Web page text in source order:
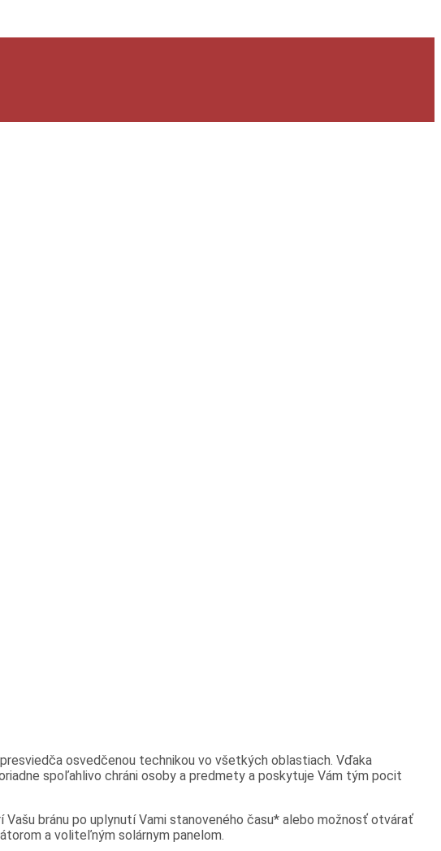
osvedčenou technikou vo všetkých oblastiach. Vďaka
spoľahlivo chráni osoby a predmety a poskytuje Vám tým pocit
bránu po uplynutí Vami stanoveného času* alebo možnosť otvárať
a voliteľným solárnym panelom.